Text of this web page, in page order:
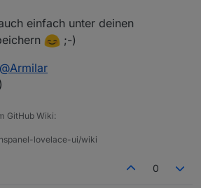
nicht immer hier im Forum nach dem
jobr99/Generate-HASP-
cheatsheet.html
einfach unter deinen
;-)
@Armilar
GitHub Wiki:
lovelace-ui/wiki
0